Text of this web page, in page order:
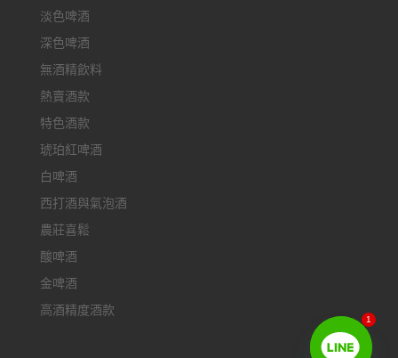
淡色啤酒
深色啤酒
無酒精飲料
熱賣酒款
特色酒款
琥珀紅啤酒
白啤酒
西打酒與氣泡酒
農莊喜鬆
酸啤酒
金啤酒
高酒精度酒款
1